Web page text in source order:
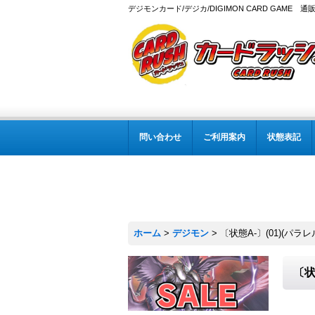
デジモンカード/デジカ/DIGIMON CARD GAME 通
問い合わせ ご利用案内 状態表記
ホーム > デジモン > 〔状態A-〕(01)(パラ
〔